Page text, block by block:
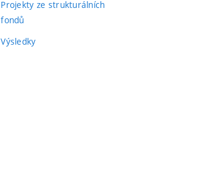
Projekty ze strukturálních
fondů
Výsledky